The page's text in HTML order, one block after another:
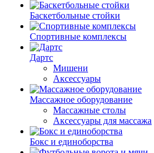
Баскетбольные стойки
Спортивные комплексы
Дартс
Мишени
Аксессуары
Массажное оборудование
Массажные столы
Аксессуары для массажа
Бокс и единоборства